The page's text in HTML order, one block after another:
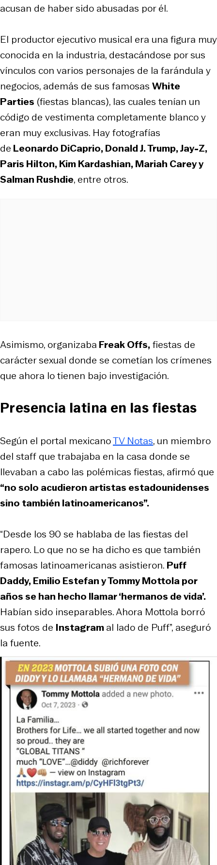
acusan de haber sido abusadas por él.
El productor ejecutivo musical era una figura muy
conocida en la industria, destacándose por sus
vínculos con varios personajes de la farándula y
negocios, además de sus famosas White
Parties (fiestas blancas), las cuales tenían un
código de vestimenta completamente blanco y
eran muy exclusivas. Hay fotografías
de Leonardo DiCaprio, Donald J. Trump, Jay-Z,
Paris Hilton, Kim Kardashian, Mariah Carey y
Salman Rushdie, entre otros.
Asimismo, organizaba Freak Offs,fiestas de
carácter sexual donde se cometían los crímenes
que ahora lo tienen bajo investigación.
Presencia latina en las fiestas
Según el portal mexicanoTV Notas, un miembro
del staff que trabajaba en la casa donde se
llevaban a cabo las polémicas fiestas, afirmó que
“no solo acudieron artistas estadounidenses
sino también latinoamericanos”.
“Desde los 90 se hablaba de las fiestas del
rapero. Lo que no se ha dicho es que también
famosas latinoamericanas asistieron. Puff
Daddy, Emilio Estefan y Tommy Mottola por
años se han hecho llamar ‘hermanos de vida’.
Habían sido inseparables. Ahora Mottola borró
sus fotos de Instagramal lado de Puff”, aseguró
la fuente.